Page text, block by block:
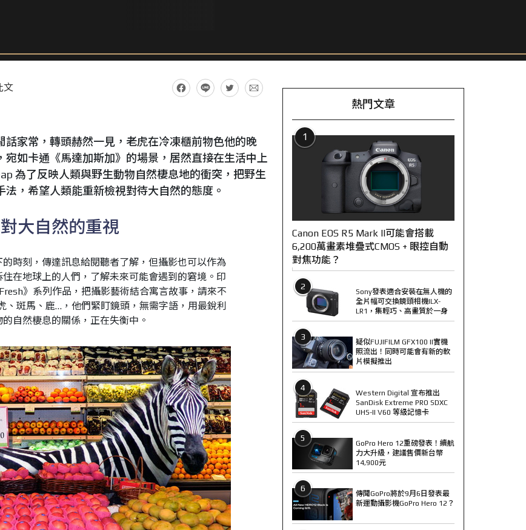
文
家常，轉頭赫然一見，老虎在冷凍櫃前物色他的晚
如卡通《馬達加斯加》的場景，居然直接在生活中上
為了反映人類與野生動物自然棲息地的衝突，把野生
，希望人類能重新檢視對待大自然的態度。
大自然的重視
時刻，傳達訊息給閱聽者了解，但攝影也可以作為
在地球上的人們，了解未來可能會遇到的窘境。印
》系列作品，把攝影藝術結合寓言故事，請來不
、斑馬、鹿…，他們緊盯鏡頭，無需字語，用最銳利
自然棲息的關係，正在失衡中。
熱門文章
1
Canon EOS R5 Mark II可能會搭載
6,200萬畫素堆疊式CMOS + 眼控自動
對焦功能？
2
Sony發表適合安裝在無人機的
全片幅可交換鏡頭相機ILX-
LR1，集輕巧、高畫質於一身
3
疑似FUJIFILM GFX100 II實機
照流出！同時可能會有新的軟
片模擬推出
4
Western Digital 宣布推出
SanDisk Extreme PRO SDXC
UHS-II V60 等級記憶卡
5
GoPro Hero 12重磅發表！續航
力大升級，建議售價新台幣
14,900元
6
傳聞GoPro將於9月6日發表最
新運動攝影機GoPro Hero 12？